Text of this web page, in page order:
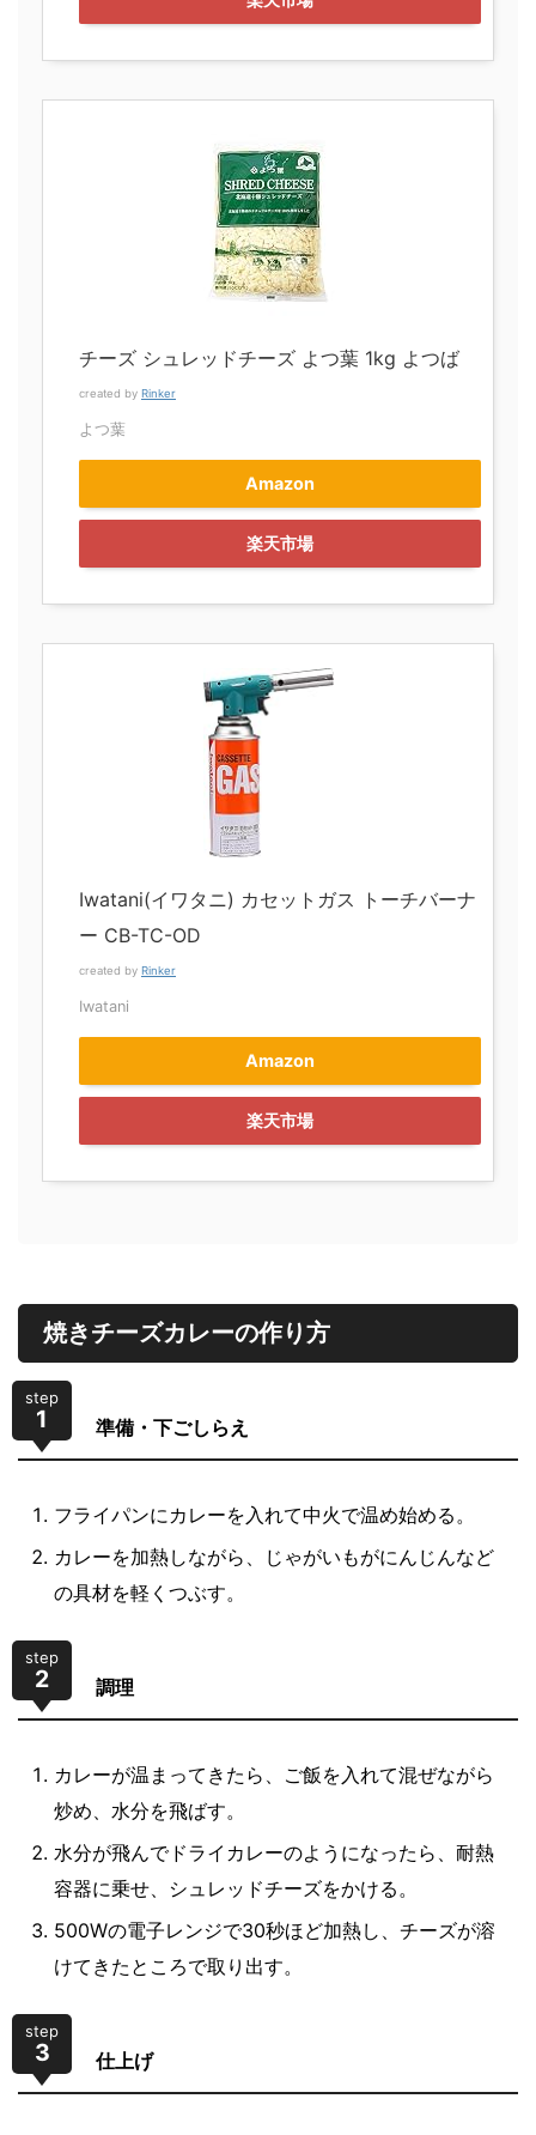
チーズ シュレッドチーズ よつ葉 1kg よつば
created by Rinker
よつ葉
Amazon
楽天市場
Iwatani(イワタニ) カセットガス トーチバーナ
ー CB-TC-OD
created by Rinker
Iwatani
Amazon
楽天市場
焼きチーズカレーの作り方
step
1 準備・下ごしらえ
フライパンにカレーを入れて中火で温め始める。
カレーを加熱しながら、じゃがいもがにんじんなど
の具材を軽くつぶす。
step
2 調理
カレーが温まってきたら、ご飯を入れて混ぜながら
炒め、水分を飛ばす。
水分が飛んでドライカレーのようになったら、耐熱
容器に乗せ、シュレッドチーズをかける。
500Wの電子レンジで30秒ほど加熱し、チーズが溶
けてきたところで取り出す。
step
3 仕上げ